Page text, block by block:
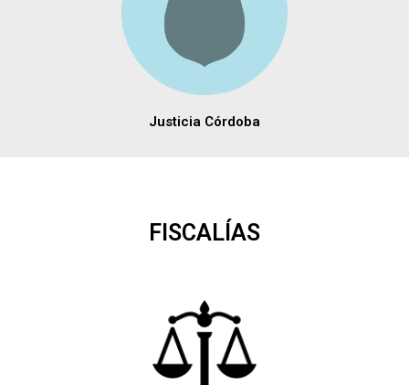
Justicia Córdoba
FISCALÍAS